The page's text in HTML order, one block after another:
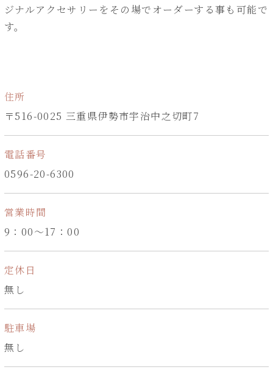
ジナルアクセサリーをその場でオーダーする事も可能で
す。
住所
〒516-0025 三重県伊勢市宇治中之切町7
電話番号
0596-20-6300
営業時間
9：00～17：00
定休日
無し
駐車場
無し